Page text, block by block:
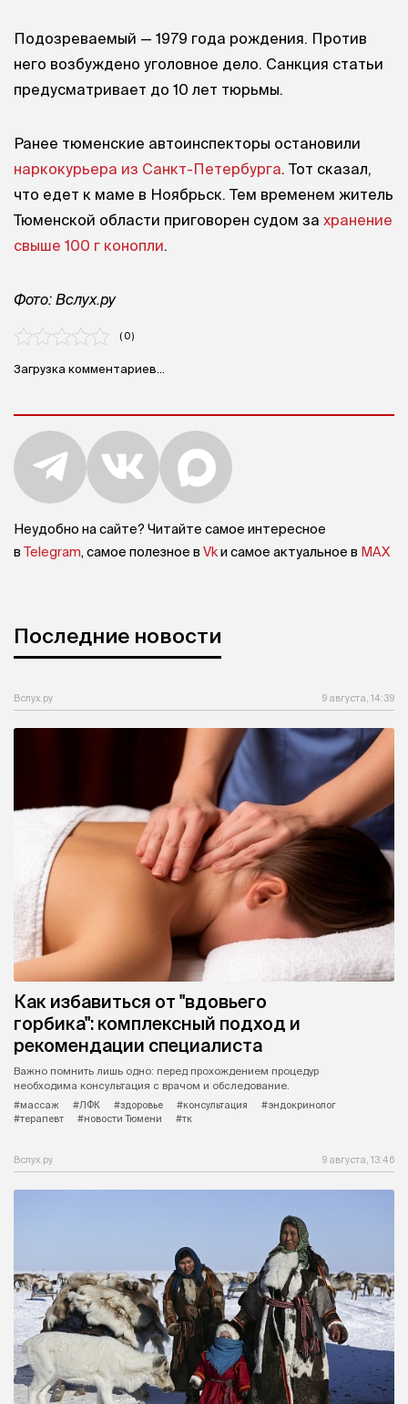
Подозреваемый — 1979 года рождения. Против
него возбуждено уголовное дело. Санкция статьи
предусматривает до 10 лет тюрьмы.
Ранее тюменские автоинспекторы остановили
наркокурьера из Санкт-Петербурга. Тот сказал,
что едет к маме в Ноябрьск. Тем временем житель
Тюменской области приговорен судом за хранение
свыше 100 г конопли.
Фото: Вслух.ру
( 0 )
Загрузка комментариев...
Неудобно на сайте? Читайте самое интересное
в Telegram, самое полезное в Vkи самое актуальное в MAX
Последние новости
Вслух.ру 9 августа, 14:39
Как избавиться от "вдовьего
горбика": комплексный подход и
рекомендации специалиста
Важно помнить лишь одно: перед прохождением процедур
необходима консультация с врачом и обследование.
#массаж
#ЛФК #здоровье #консультация
#эндокринолог
#терапевт
#новости Тюмени #тк
Вслух.ру 9 августа, 13:46